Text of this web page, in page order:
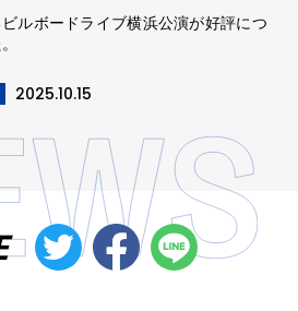
ルボードライブ横浜公演が好評につ
2025.10.15